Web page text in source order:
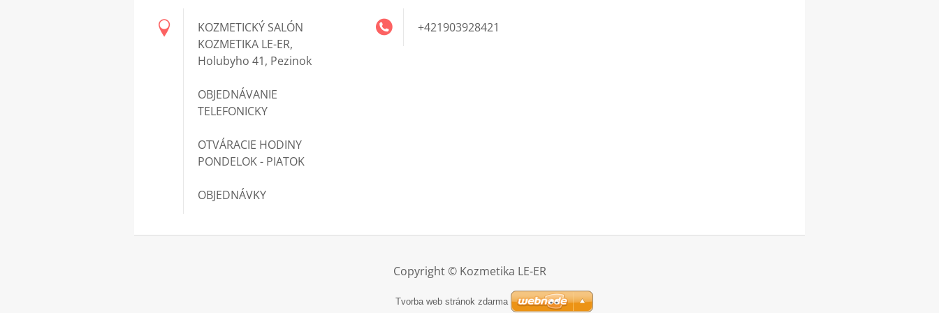
KOZMETICKÝ SALÓN
KOZMETIKA LE-ER,
Holubyho 41, Pezinok
OBJEDNÁVANIE
TELEFONICKY
OTVÁRACIE HODINY
PONDELOK - PIATOK
OBJEDNÁVKY
+421903928421
Copyright © Kozmetika LE-ER
Tvorba web stránok zdarma